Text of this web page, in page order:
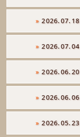
» 2026.07.18
» 2026.07.04
» 2026.06.20
» 2026.06.06
» 2026.05.23